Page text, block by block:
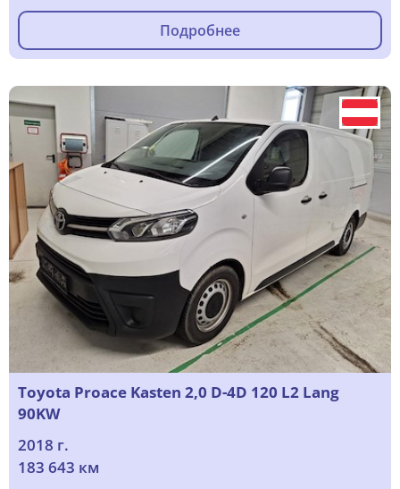
Подробнее
Toyota Proace Kasten 2,0 D-4D 120 L2 Lang
90KW
2018 г.
183 643 км